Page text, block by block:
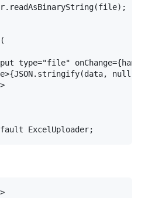
readAsBinaryString(file);
(
type="file" onChange=
>{JSON.stringify(data, null, 2)}
>
ExcelUploader
>